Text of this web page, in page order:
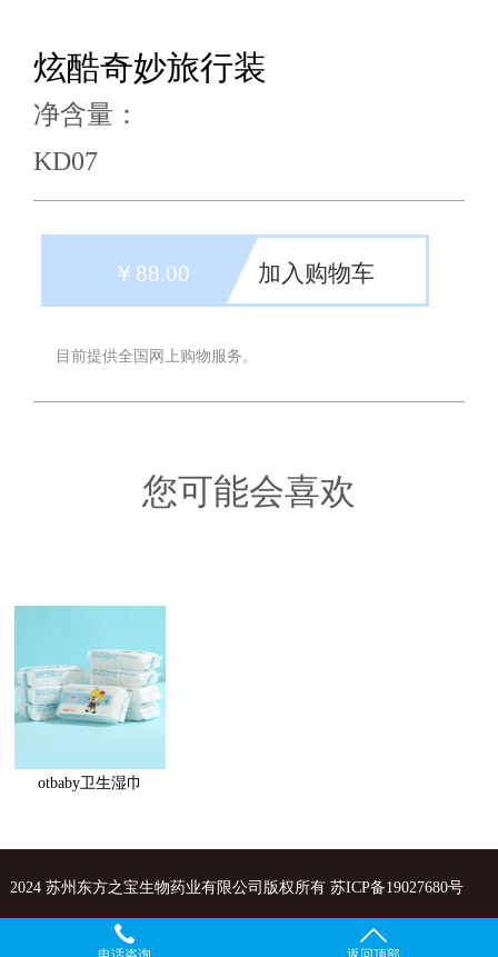
炫酷奇妙旅行装
净含量：
KD07
￥88.00 加入购物车
目前提供全国网上购物服务。
您可能会喜欢
otbaby卫生湿巾
2024 苏州东方之宝生物药业有限公司版权所有 苏ICP备19027680号